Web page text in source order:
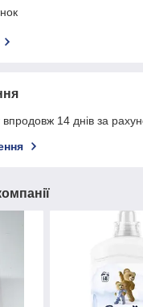
14 днів за